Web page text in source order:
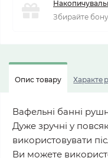
Збирайте
Опис товару
Вафельні банні
Дуже зручні у
використовувати
Ви можете